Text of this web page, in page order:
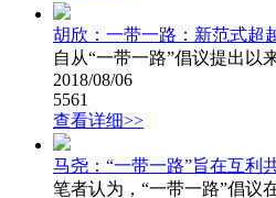
胡欣：一带一路：新范式超
自从“一带一路”倡议提出以
2018/08/06
5561
查看详细>>
马尧：“一带一路”旨在互利
笔者认为，“一带一路”倡议